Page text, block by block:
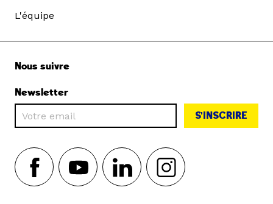
L'équipe
Nous suivre
Newsletter
S'INSCRIRE